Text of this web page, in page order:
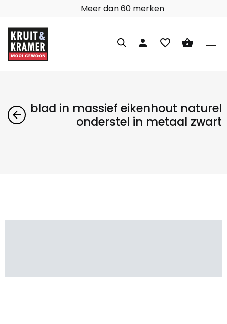
Meer dan 60 merken
person favorite_border shopping_basket
arrow_back
blad in massief eikenhout naturel
onderstel in metaal zwart